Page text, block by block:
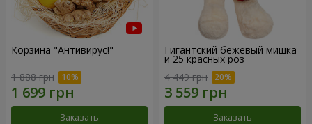
Корзина "Антивирус!"
1 888 грн
Заказать
Гигантский бежевый мишка
и 25 красных роз
4 449 грн
Заказать